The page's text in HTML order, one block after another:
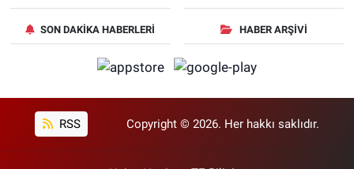
SON DAKIKA HABERLERI HABER ARŞIVI
RSS Copyright © 2026. Her hakkı saklıdır.